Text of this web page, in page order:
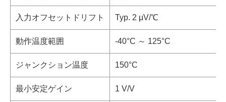
入力オフセットドリフト Typ. 2 μV/℃
動作温度範囲 -40°C ～ 125°C
ジャンクション温度 150°C
最小安定ゲイン 1 V/V